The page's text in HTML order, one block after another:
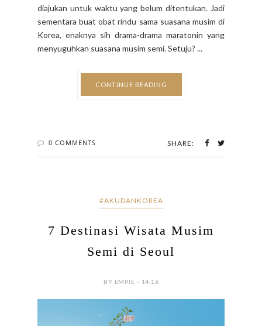
diajukan untuk waktu yang belum ditentukan. Jadi
sementara buat obat rindu sama suasana musim di
Korea, enaknya sih drama-drama maratonin yang
menyuguhkan suasana musim semi. Setuju? ...
CONTINUE READING
0 COMMENTS SHARE:
#AKUDANKOREA
7 Destinasi Wisata Musim
Semi di Seoul
BY EMPIE - 14:16